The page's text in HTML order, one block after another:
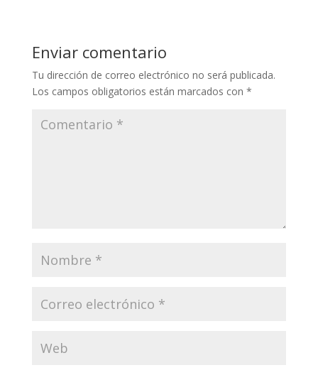
Enviar comentario
Tu dirección de correo electrónico no será publicada.
Los campos obligatorios están marcados con *